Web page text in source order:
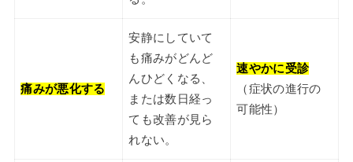
痛みが悪化する
安静にしていて
も痛みがどんど
んひどくなる、
または数日経っ
ても改善が見ら
れない。
速やかに受診
（症状の進行の
可能性）